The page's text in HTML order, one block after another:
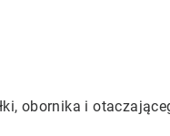
obornika i